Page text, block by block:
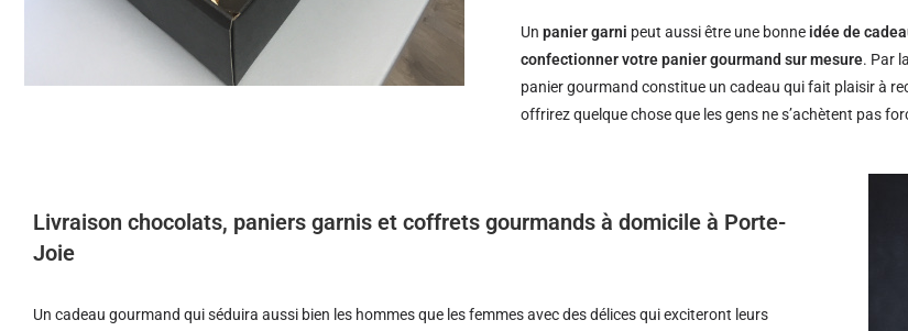
Unpanier garni peut aussi être une bonne idée de
confectionner votre panier gourmand sur mesure. Par
panier gourmand constitue un cadeau qui fait plaisir à
offrirez quelque chose que les gens ne s’achètent pas
Livraison chocolats, paniers garnis et coffrets gourmands à domicile à Porte-
Joie
Un cadeau gourmand qui séduira aussi bien les hommes que les femmes avec des délices qui exciteront leurs